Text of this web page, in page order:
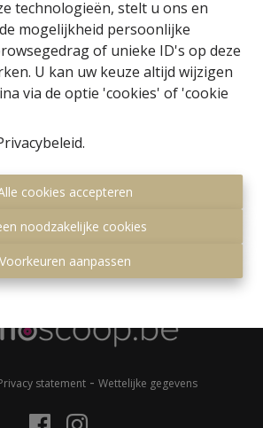
technologieën, stelt u ons en
mogelijkheid persoonlijke
of unieke ID's op deze
U kan uw keuze altijd wijzigen
via de optie 'cookies' of 'cookie
.
cookies accepteren
noodzakelijke cookies
Voorkeuren aanpassen
Hoeilaart
Gemeenteplein 7
+32 (0)2 657 36 99
info@immonero.be
statement - Wettelijke gegevens